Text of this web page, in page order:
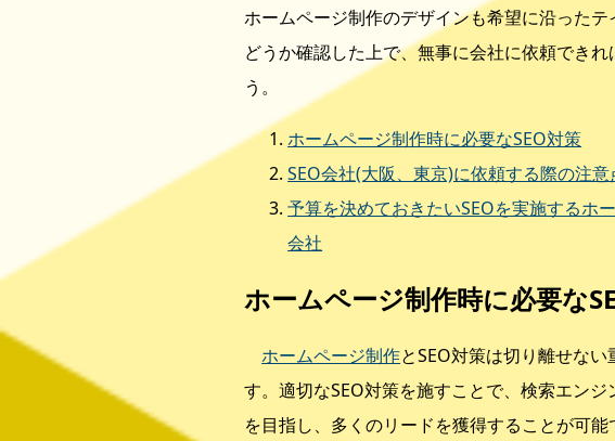
ホームページ制作のデザインも希望に沿った
どうか確認した上で、無事に会社に依頼できれ
う。
ホームページ制作時に必要なSEO対策
SEO会社(大阪、東京)に依頼する際の注意
予算を決めておきたいSEOを実施するホ
会社
ホームページ制作時に必要な
ホームページ制作とSEO対策は切り離せな
す。適切なSEO対策を施すことで、検索エンジ
を目指し、多くのリードを獲得することが可能